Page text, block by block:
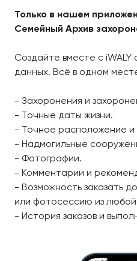
Только в нашем
Семейный Архив
Создайте вместе с iWALY
данных. Всё в одном
- Захоронения и
- Точные даты жизни.
- Точное расположение и
- Надмогильные
- Фотографии.
- Комментарии и
- Возможность заказать
или фотосессию из
- История заказов и